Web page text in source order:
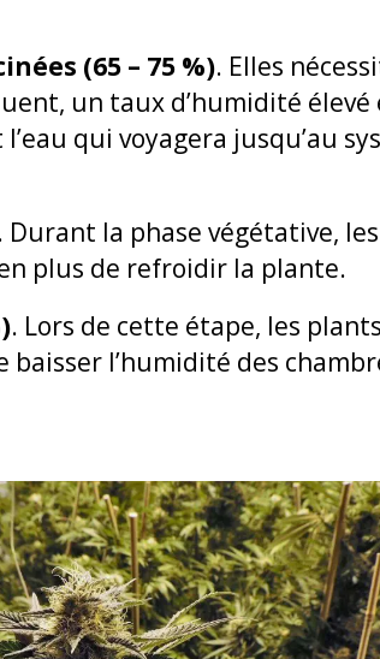
(65 – 75 %). Elles
un taux d’humidité
qui voyagera jusqu’au
. Durant la phase végétative,
plus de refroidir la plante.
. Lors de cette étape, les
l’humidité des